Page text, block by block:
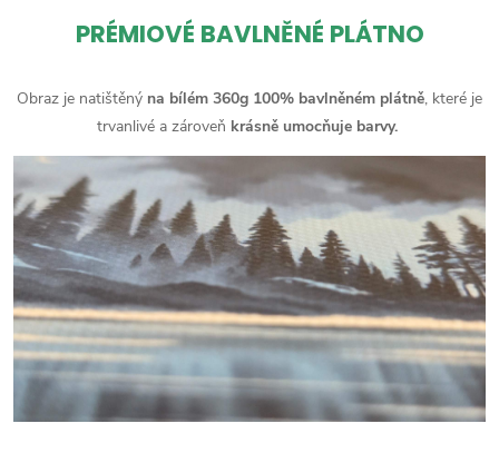
PRÉMIOVÉ BAVLNĚNÉ PLÁTNO
Obraz je natištěný na bílém 360g 100% bavlněném plátně, které je
trvanlivé a zároveň krásně umocňuje barvy.